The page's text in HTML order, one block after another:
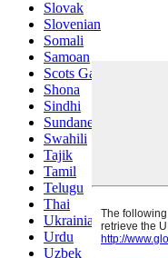
Slovak
Slovenian
Somali
Samoan
Scots Gaelic
Shona
Sindhi
Sundanese
Swahili
Tajik
Tamil
Telugu
Thai
Ukrainian
Urdu
Uzbek